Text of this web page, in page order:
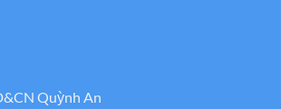
Quỳnh An